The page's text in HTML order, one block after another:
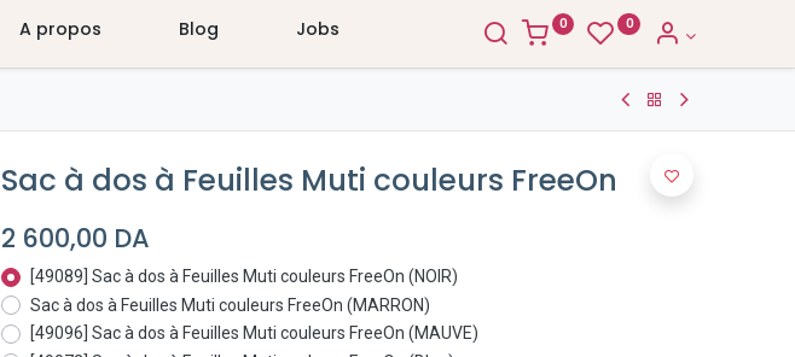
A propos Blog Jobs 0 0
Sac à dos à Feuilles Muti couleurs FreeOn
2 600,00 DA
[49089] Sac à dos à Feuilles Muti couleurs FreeOn (NOIR)
Sac à dos à Feuilles Muti couleurs FreeOn (MARRON)
[49096] Sac à dos à Feuilles Muti couleurs FreeOn (MAUVE)